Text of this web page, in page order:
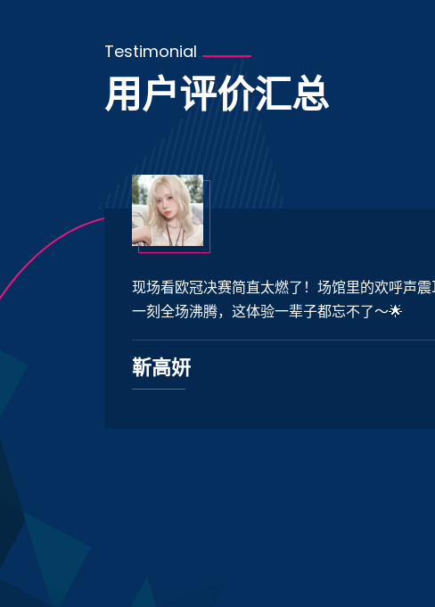
Testimonial
用户评价汇总
赛简直太燃了！场馆里的欢呼声震耳欲聋，球员绝杀那
，这体验一辈子都忘不了～🌟